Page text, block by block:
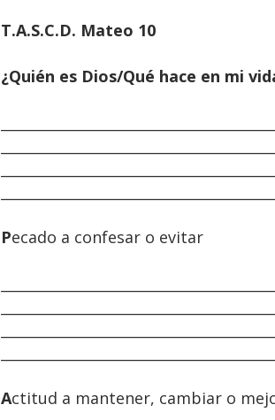
T.A.S.C.D. Mateo 10
¿Quién es Dios/Qué hace en mi
Pecado a confesar o evitar
Actitud a mantener, cambiar o